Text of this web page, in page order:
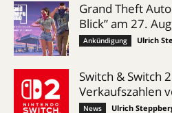
Grand Theft
Blick” am 27.
Ankündigung Ulrich
Switch & Switch
Verkaufszahlen
News Ulrich